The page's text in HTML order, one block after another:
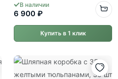
В наличии
6 900 ₽
Купить в 1 клик